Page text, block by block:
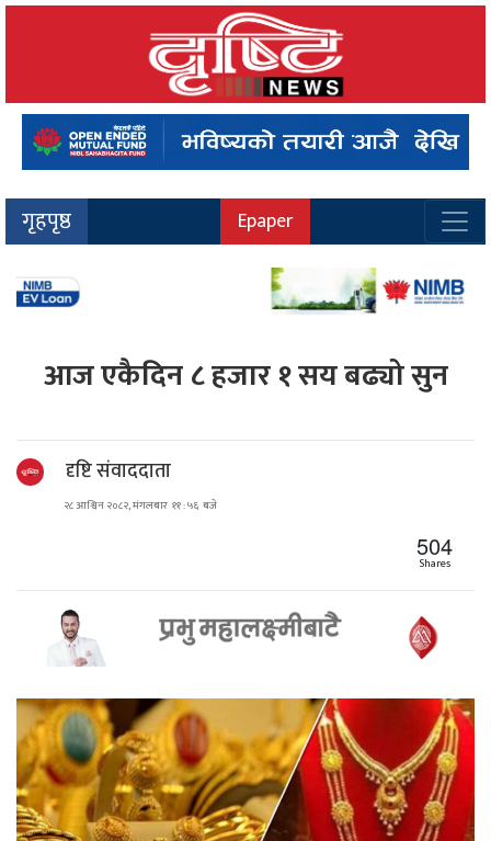
गृहपृष्ठ Epaper
आज एकैदिन ८ हजार १ सय बढ्यो सुन
दृष्टि संवाददाता
२८ आश्विन २०८२, मंगलबार ११ : ५६ बजे
504
Shares